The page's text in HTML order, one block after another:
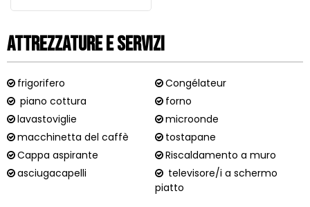
Attrezzature e Servizi
frigorifero
Congélateur
piano cottura
forno
lavastoviglie
microonde
macchinetta del caffè
tostapane
Cappa aspirante
Riscaldamento a muro
asciugacapelli
televisore/i a schermo
piatto